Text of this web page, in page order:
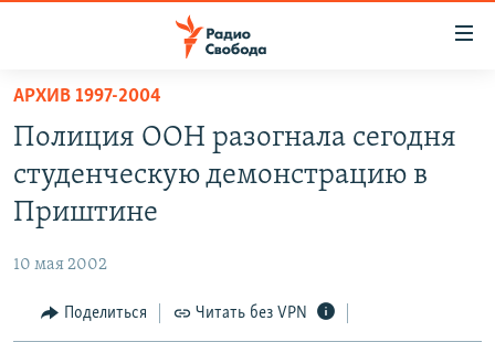
упрощенного
доступа
основному
Вернутся
ПОДКАСТЫ
АВТОРСКИЕ ПРОЕКТЫ
МНЕНИЯ
КУЛЬТУРА
АРХИВ 1997-2004
Полиция ООН разогнала сегодня
студенческую демонстрацию в
Приштине
10 мая 2002
Поделиться Читать без VPN